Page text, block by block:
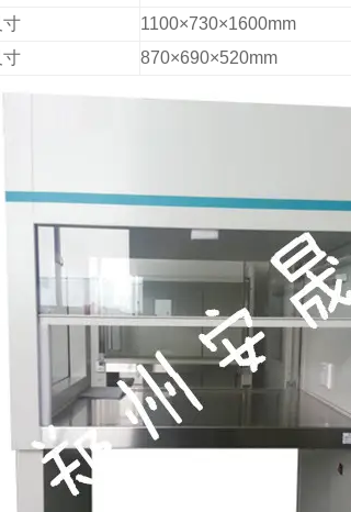
尺寸
1100×730×1600mm
尺寸
870×690×520mm